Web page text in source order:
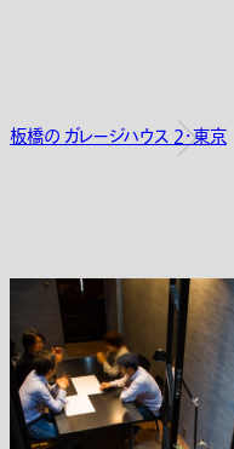
板橋の ガレージハウス 2・東京